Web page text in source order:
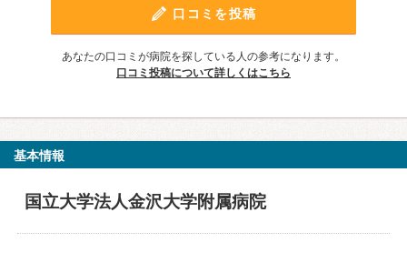
口コミを投稿
あなたの口コミが病院を探している人の参考になります。
口コミ投稿について詳しくはこちら
基本情報
国立大学法人金沢大学附属病院